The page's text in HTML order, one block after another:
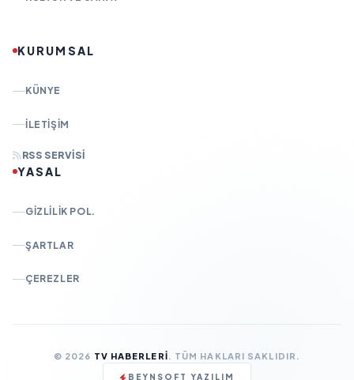
KURUMSAL
KÜNYE
İLETIŞIM
RSS SERVISI
YASAL
GIZLILIK POL.
ŞARTLAR
ÇEREZLER
© 2026 TV HABERLERI. TÜM HAKLARI SAKLIDIR.
BEYNSOFT YAZILIM